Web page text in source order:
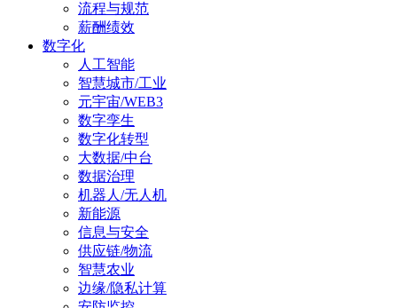
流程与规范
薪酬绩效
数字化
人工智能
智慧城市/工业
元宇宙/WEB3
数字孪生
数字化转型
大数据/中台
数据治理
机器人/无人机
新能源
信息与安全
供应链/物流
智慧农业
边缘/隐私计算